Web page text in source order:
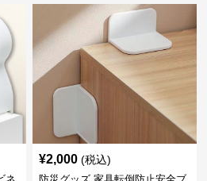
¥2,000 (税込)